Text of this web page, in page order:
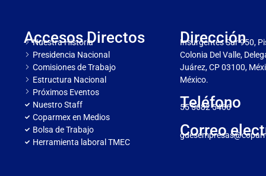
Accesos Directos
Nuestra Historia
Presidencia Nacional
Comisiones de Trabajo
Estructura Nacional
Próximos Eventos
Nuestro Staff
Coparmex en Medios
Bolsa de Trabajo
Herramienta laboral TMEC
Dirección
Insurgentes Sur 950,
Colonia Del Valle,
Juárez, CP 03100,
México.
Teléfono
55 5682 5466
Correo